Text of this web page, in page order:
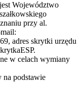
Województwo
przy al.
adres skrytki urzędu
w celach wymiany
na podstawie